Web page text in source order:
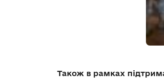
Також в рамках